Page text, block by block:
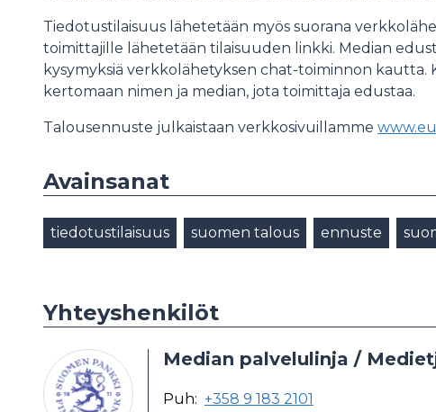
Tiedotustilaisuus lähetetään myös suorana
toimittajille lähetetään tilaisuuden linkki. Median
kysymyksiä verkkolähetyksen chat-toiminnon kautta.
kertomaan nimen ja median, jota toimittaja edustaa.
Talousennuste julkaistaan verkkosivuillamme
Avainsanat
tiedotustilaisuus suomen talous ennuste
Yhteyshenkilöt
Median palvelulinja /
Puh: +358 9 183 2101